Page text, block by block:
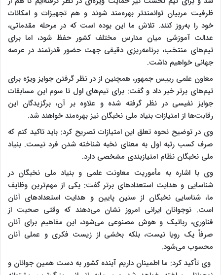
ظرفیت مربیان توانمندتر بهره‌مند شوند و هم تجهیزات و امکانات
خود را به‌روز کنند. تلاش ما این بوده است که در مرحله مقدماتی،
عدالت آموزشی میان مدارس مختلف کشور حفظ شود، اما برای
تیم‌های منتخب، برنامه‌ریزی دقیقی جهت حضور قدرتمند در عرصه
جهانی خواهیم داشت.
معاون علمی رییس جمهور، همچنین از در نظر گرفتن جوایز ویژه برای
تیم‌های برتر خبر داد و گفت: برای تیم‌های اول تا سوم این مسابقات
جوایز نفیسی در نظر گرفته شده و علاوه بر آن، برگزیدگان این
رقابت‌ها از امتیازات بنیاد ملی نخبگان نیز بهره‌مند خواهند شد.
وی در توضیح نحوه تعلق این امتیازات تصریح کرد: باید تاکید کنم که
صرف کسب رتبه اول به معنای نخبه شناخته شدن فرد نیست. بنیاد
ملی نخبگان نظام امتیازبندی مشخصی دارد.
وی با اشاره به مأموریت معاونت علمی و بنیاد ملی نخبگان در
شناسایی و هدایت استعدادهای برتر گفت: یکی از مهم‌ترین وظایف
ما، شناسایی نخبگان از سنین پایین و هدایت استعدادهای آنان
است. نوجوانان ایرانی امروز نشان می‌دهند که وقتی صحبت از
فناوری، رباتیک و هوش مصنوعی می‌شود، این مفاهیم برای آنان
صرفاً یک رویا نیست، بلکه بخشی از زیست فکری و عملی آنان
محسوب می‌شود.
وی تأکید کرد: ما اطمینان داریم آینده کشور به دست همین جوانان و